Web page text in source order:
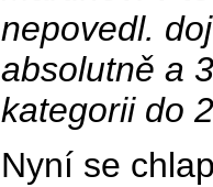
nepovedl.
absolutně a
kategorii do
Nyní se